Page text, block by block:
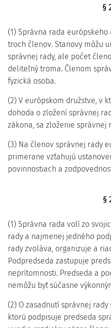
§
(1) Správna rada
troch členov. Stanovy môžu
správnej rady, ale počet
deliteľný troma. Členom
fyzická osoba.
(2) V európskom družstve, v
dohoda o zložení správnej
zákona, sa zloženie
(3) Na členov správnej rady
primerane vzťahujú
povinnostiach a
§
(1) Správna rada volí zo
rady a najmenej jedného
rady zvoláva, organizuje a
Podpredseda zastupuje
neprítomnosti. Predseda a
nemôžu byť súčasne
(2) O zasadnutí správnej
ktorú podpisuje predseda